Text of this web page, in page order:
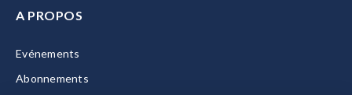
A PROPOS
Evénements
Abonnements